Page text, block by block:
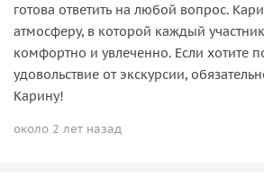
готова ответить на любой вопрос.
атмосферу, в которой каждый
комфортно и увлеченно. Если хотите
удовольствие от экскурсии,
Карину!
около 2 лет назад